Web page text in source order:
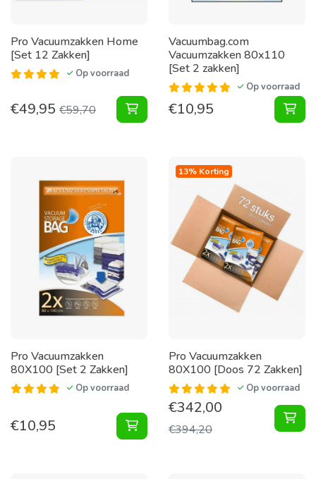
Pro Vacuumzakken Home
[Set 12 Zakken]
Op voorraad
€49,95 €59,70 Vacuumzakken Home [Set 12
Vacuumbag.com
Vacuumzakken 80x110
[Set 2 zakken]
Op voorraad
€10,95
Pro Vacuumzakken
80X100 [Set 2 Zakken]
Op voorraad
€10,95 Vacuumzakken 80X100 [Set 2
13% Korting
Pro Vacuumzakken
80X100 [Doos 72 Zakken]
Op voorraad
€342,00
€394,20